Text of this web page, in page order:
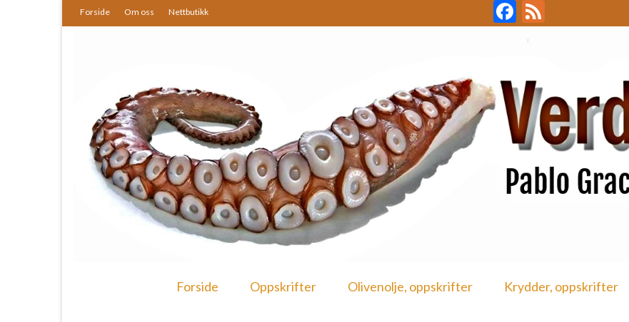
Forside Om oss Nettbutikk Facebook
Forside Oppskrifter Olivenolje, oppskrifter Krydder, oppskrifter